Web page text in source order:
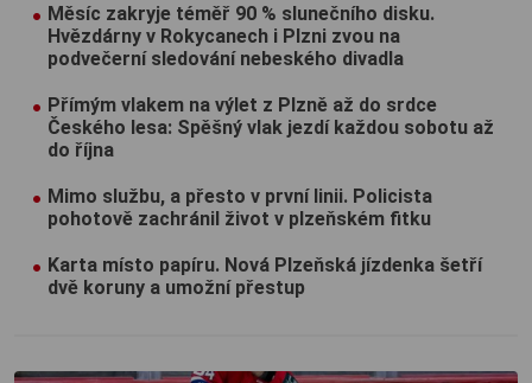
Měsíc zakryje téměř 90 % slunečního disku.
Hvězdárny v Rokycanech i Plzni zvou na
podvečerní sledování nebeského divadla
Přímým vlakem na výlet z Plzně až do srdce
Českého lesa: Spěšný vlak jezdí každou sobotu až
do října
Mimo službu, a přesto v první linii. Policista
pohotově zachránil život v plzeňském fitku
Karta místo papíru. Nová Plzeňská jízdenka šetří
dvě koruny a umožní přestup